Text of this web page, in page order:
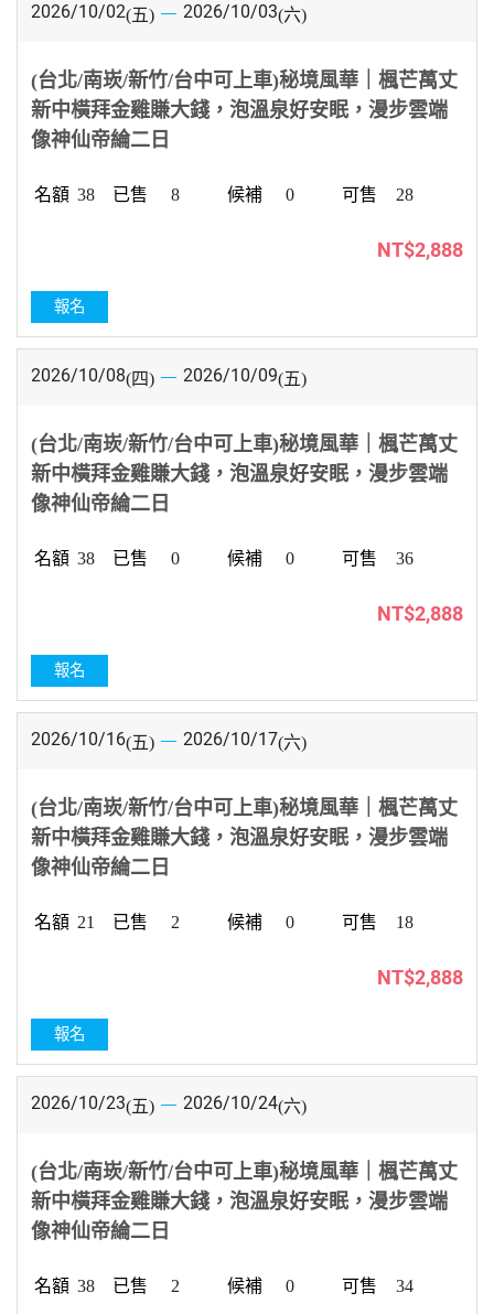
2026/10/02(五) 2026/10/03(六)
(台北/南崁/新竹/台中可上車)秘境風華｜楓芒萬丈
新中橫拜金雞賺大錢，泡溫泉好安眠，漫步雲端
像神仙帝綸二日
38 8 0 28
NT$2,888
報名
2026/10/08(四) 2026/10/09(五)
(台北/南崁/新竹/台中可上車)秘境風華｜楓芒萬丈
新中橫拜金雞賺大錢，泡溫泉好安眠，漫步雲端
像神仙帝綸二日
38 0 0 36
NT$2,888
報名
2026/10/16(五) 2026/10/17(六)
(台北/南崁/新竹/台中可上車)秘境風華｜楓芒萬丈
新中橫拜金雞賺大錢，泡溫泉好安眠，漫步雲端
像神仙帝綸二日
21 2 0 18
NT$2,888
報名
2026/10/23(五) 2026/10/24(六)
(台北/南崁/新竹/台中可上車)秘境風華｜楓芒萬丈
新中橫拜金雞賺大錢，泡溫泉好安眠，漫步雲端
像神仙帝綸二日
38 2 0 34